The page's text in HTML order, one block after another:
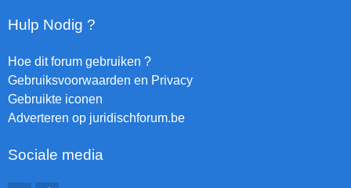
Hulp Nodig ?
Hoe dit forum gebruiken ?
Gebruiksvoorwaarden en Privacy
Gebruikte iconen
Adverteren op juridischforum.be
Sociale media